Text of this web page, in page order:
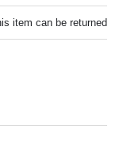
item can be returned